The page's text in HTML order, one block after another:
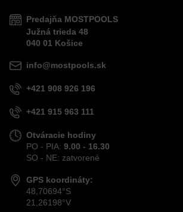
Predajňa MOSTPOOLS
Južná trieda 48
040 01 Košice
info@mostpools.sk
+421 908 926 196
+421 915 963 111
Otváracie hodiny
PO - PIA: 9.00 - 16.30
SO - NE: zatvorené
GPS koordináty:
48,70694°S
21,26198°V